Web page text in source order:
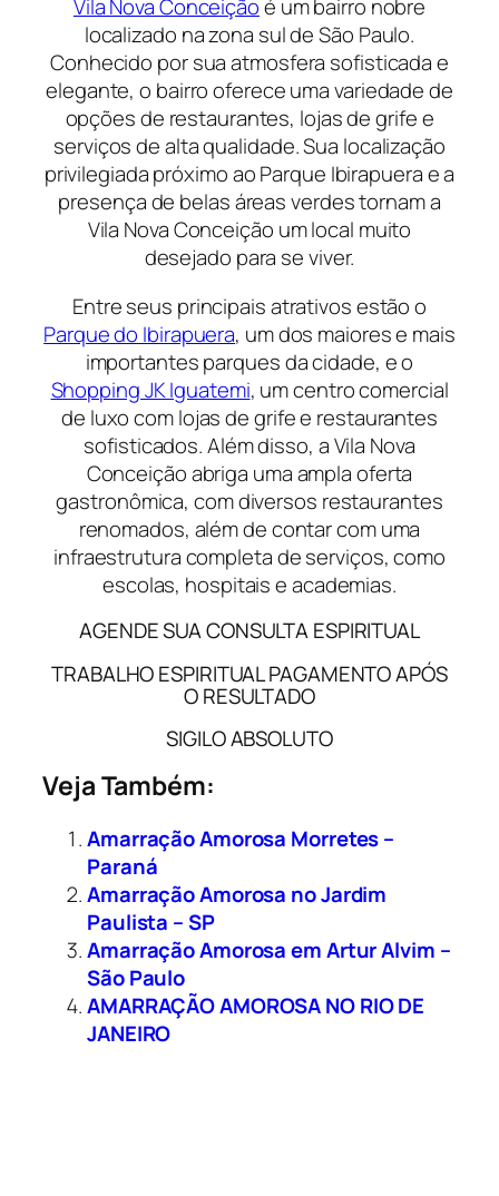
Vila Nova Conceiçãoé um bairro nobre
localizado na zona sul de São Paulo.
Conhecido por sua atmosfera sofisticada e
elegante, o bairro oferece uma variedade de
opções de restaurantes, lojas de grife e
serviços de alta qualidade. Sua localização
privilegiada próximo ao Parque Ibirapuera e a
presença de belas áreas verdes tornam a
Vila Nova Conceição um local muito
desejado para se viver.
Entre seus principais atrativos estão o
Parque do Ibirapuera, um dos maiores e mais
importantes parques da cidade, e o
Shopping JK Iguatemi, um centro comercial
de luxo com lojas de grife e restaurantes
sofisticados. Além disso, a Vila Nova
Conceição abriga uma ampla oferta
gastronômica, com diversos restaurantes
renomados, além de contar com uma
infraestrutura completa de serviços, como
escolas, hospitais e academias.
AGENDE SUA CONSULTA ESPIRITUAL
TRABALHO ESPIRITUAL PAGAMENTO APÓS
O RESULTADO
SIGILO ABSOLUTO
Veja Também:
Amarração Amorosa Morretes –
Paraná
Amarração Amorosa no Jardim
Paulista – SP
Amarração Amorosa em Artur Alvim –
São Paulo
AMARRAÇÃO AMOROSA NO RIO DE
JANEIRO